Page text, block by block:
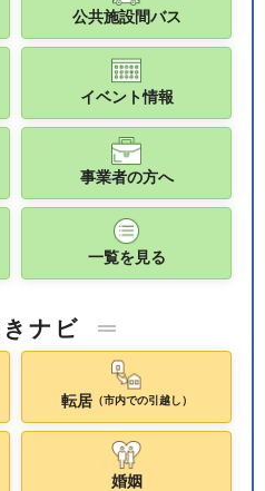
公共施設間バス
イベント情報
事業者の方へ
一覧を見る
ナビ
転居（市内での引越し）
婚姻